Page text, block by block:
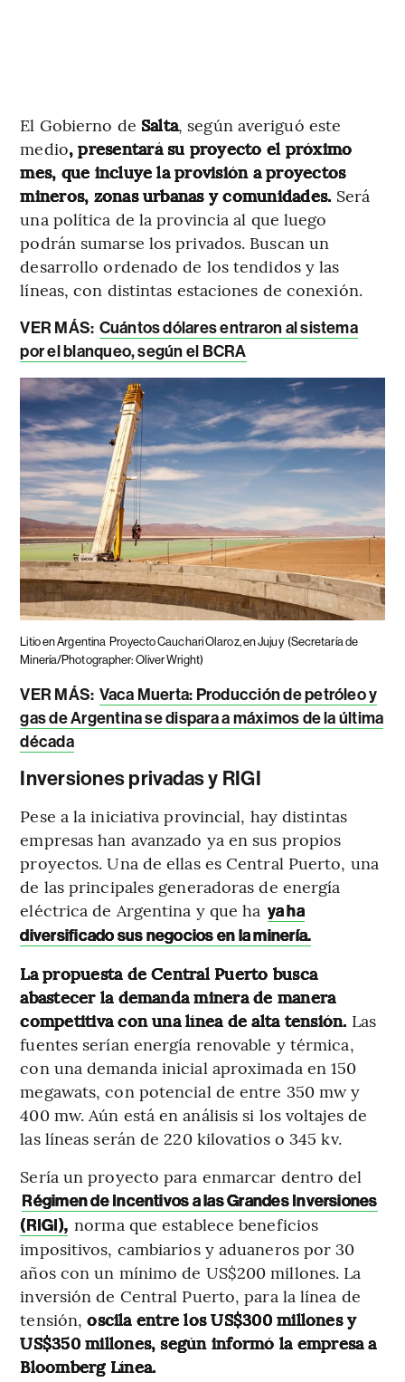
El Gobierno de Salta, según averiguó este
medio, presentará su proyecto el próximo
mes, que incluye la provisión a proyectos
mineros, zonas urbanas y comunidades. Será
una política de la provincia al que luego
podrán sumarse los privados. Buscan un
desarrollo ordenado de los tendidos y las
líneas, con distintas estaciones de conexión.
VER MÁS: Cuántos dólares entraron al sistema
por el blanqueo, según el BCRA
Litio en Argentina Proyecto Cauchari Olaroz, en Jujuy (Secretaría de
Minería/Photographer: Oliver Wright)
VER MÁS: Vaca Muerta: Producción de petróleo y
gas de Argentina se dispara a máximos de la última
década
Inversiones privadas y RIGI
Pese a la iniciativa provincial, hay distintas
empresas han avanzado ya en sus propios
proyectos. Una de ellas es Central Puerto, una
de las principales generadoras de energía
eléctrica de Argentina y que ha ya ha
diversificado sus negocios en la minería.
La propuesta de Central Puerto busca
abastecer la demanda minera de manera
competitiva con una línea de alta tensión. Las
fuentes serían energía renovable y térmica,
con una demanda inicial aproximada en 150
megawats, con potencial de entre 350 mw y
400 mw. Aún está en análisis si los voltajes de
las líneas serán de 220 kilovatios o 345 kv.
Sería un proyecto para enmarcar dentro del
Régimen de Incentivos a las Grandes Inversiones
(RIGI), norma que establece beneficios
impositivos, cambiarios y aduaneros por 30
años con un mínimo de US$200 millones. La
inversión de Central Puerto, para la línea de
tensión,oscila entre los US$300 millones y
US$350 millones, según informó la empresa a
Bloomberg Línea.